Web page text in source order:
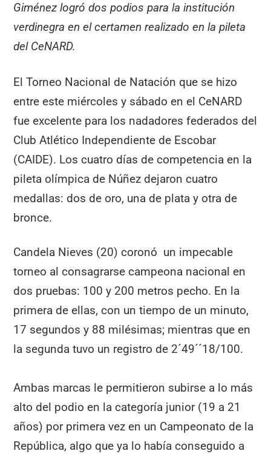
Giménez logró dos podios para la institución
verdinegra en el certamen realizado en la pileta
del CeNARD.
El Torneo Nacional de Natación que se hizo
entre este miércoles y sábado en el CeNARD
fue excelente para los nadadores federados del
Club Atlético Independiente de Escobar
(CAIDE). Los cuatro días de competencia en la
pileta olímpica de Núñez dejaron cuatro
medallas: dos de oro, una de plata y otra de
bronce.
Candela Nieves (20) coronó un impecable
torneo al consagrarse campeona nacional en
dos pruebas: 100 y 200 metros pecho. En la
primera de ellas, con un tiempo de un minuto,
17 segundos y 88 milésimas; mientras que en
la segunda tuvo un registro de 2´49´´18/100.
Ambas marcas le permitieron subirse a lo más
alto del podio en la categoría junior (19 a 21
años) por primera vez en un Campeonato de la
República, algo que ya lo había conseguido a